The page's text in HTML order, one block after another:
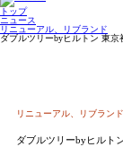
トップ
ニュース
リニューアル、リブランド
ダブルツリーbyヒルトン 東京
リニューアル、リブランド
ダブルツリーbyヒルト